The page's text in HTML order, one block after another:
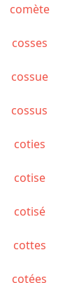
comète
cosses
cossue
cossus
coties
cotise
cotisé
cottes
cotées